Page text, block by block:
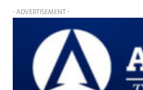
- ADVERTISEMENT -